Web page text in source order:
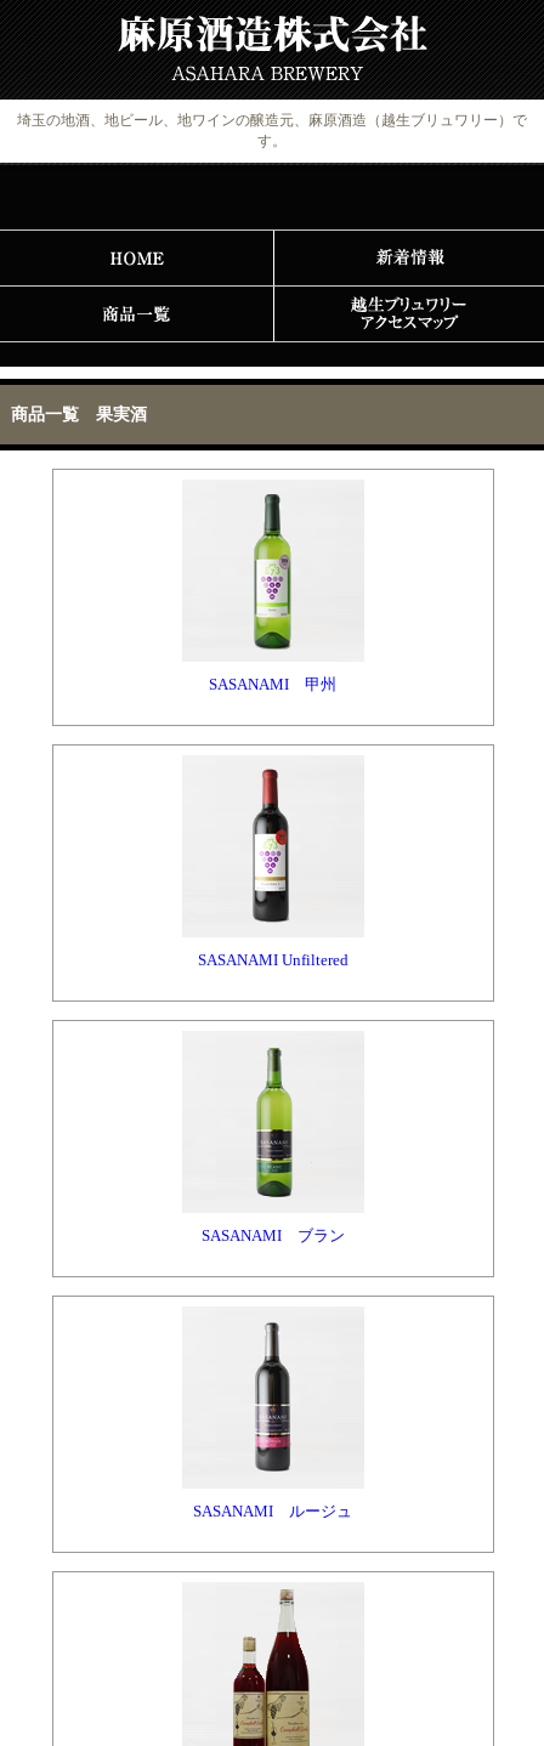
埼玉の地酒、地ビール、地ワインの醸造元、麻原酒造（越生ブリュワリー）で
す。
商品一覧 果実酒
SASANAMI 甲州
SASANAMI Unfiltered
SASANAMI ブラン
SASANAMI ルージュ